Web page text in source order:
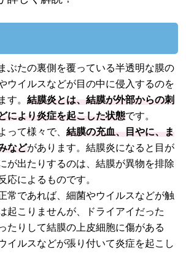
ぶたの裏側を覆っている半透明な膜の
ウイルスなどが目の中に侵入するのを
す。結膜炎とは、結膜が外部からの刺
により炎症を起こした状態です。
って様々で、結膜の充血、目やに、ま
などがあります。結膜炎になると目が
が出たりするのは、結膜が異物を排除
応によるものです。
常であれば、細菌やウイルスなどが触
起こりませんが、ドライアイだった
たりして結膜の上皮細胞に傷がある
イルスなどが張り付いて炎症を起こし